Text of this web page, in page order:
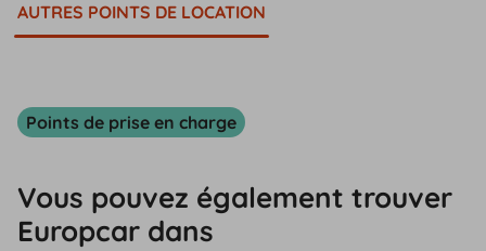
AUTRES POINTS DE LOCATION
Points de prise en charge
Vous pouvez également trouver
Europcar dans